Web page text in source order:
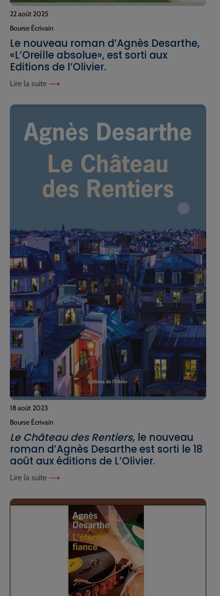
22 août 2025
Bourse Écrivain
Le nouveau roman d’Agnès Desarthe,
«L’Oreille absolue», est sorti aux
Editions de l’Olivier.
Lire la suite
18 août 2023
Bourse Écrivain
Le Château des Rentiers, le nouveau
roman d’Agnès Desarthe est sorti le 18
août aux éditions de L’Olivier.
Lire la suite